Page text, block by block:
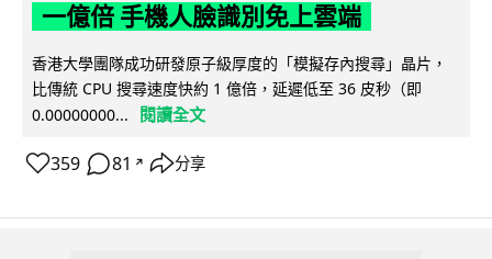
一億倍 手機人臉識別免上雲端
香港大學團隊成功研發原子級厚度的「模擬存內搜尋」晶片，
比傳統 CPU 搜尋速度快約 1 億倍，延遲低至 36 皮秒（即
0.00000000...
閱讀全文
359 81 ↗ 分享